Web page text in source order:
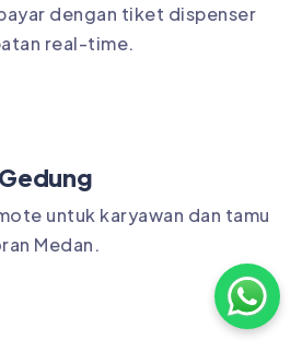
dengan tiket dispenser
real-time.
untuk karyawan dan tamu
Medan.